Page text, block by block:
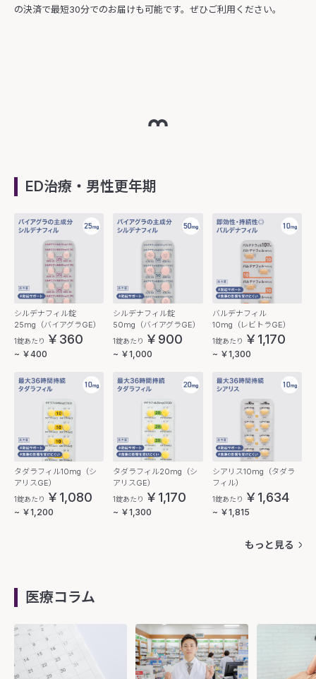
の決済で最短30分でのお届けも可能です。ぜひご利用ください。
ED治療・男性更年期
シルデナフィル錠
25mg（バイアグラGE）
1錠あたり ￥360
~ ￥400
シルデナフィル錠
50mg（バイアグラGE）
1錠あたり ￥900
~ ￥1,000
バルデナフィル
10mg（レビトラGE）
1錠あたり ￥1,170
~ ￥1,300
タダラフィル10mg（シ
アリスGE）
1錠あたり ￥1,080
~ ￥1,200
タダラフィル20mg（シ
アリスGE）
1錠あたり ￥1,170
~ ￥1,300
シアリス10mg（タダラ
フィル）
1錠あたり ￥1,634
~ ￥1,815
もっと見る
医療コラム